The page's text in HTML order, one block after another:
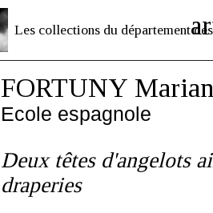
Les collections du département des
FORTUNY
Ecole espagnole
Deux têtes d'angelots
draperies